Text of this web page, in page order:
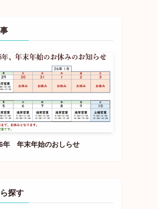
年 年末年始のおしらせ
探す